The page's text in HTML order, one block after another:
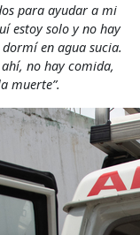
para ayudar a mi
estoy solo y no hay
en agua sucia.
no hay comida,
muerte”.